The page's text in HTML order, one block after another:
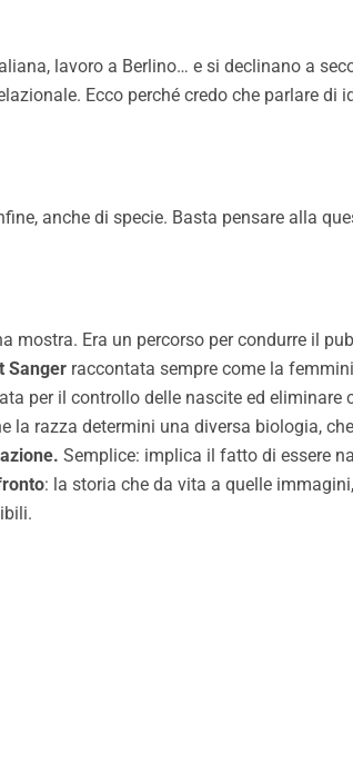
lavoro a Berlino… e si declinano a
Ecco perché credo che parlare di
anche di specie. Basta pensare alla
mostra. Era un percorso per condurre il
Sanger raccontata sempre come la
per il controllo delle nascite ed eliminare
la razza determini una diversa biologia,
Semplice: implica il fatto di essere
: la storia che da vita a quelle